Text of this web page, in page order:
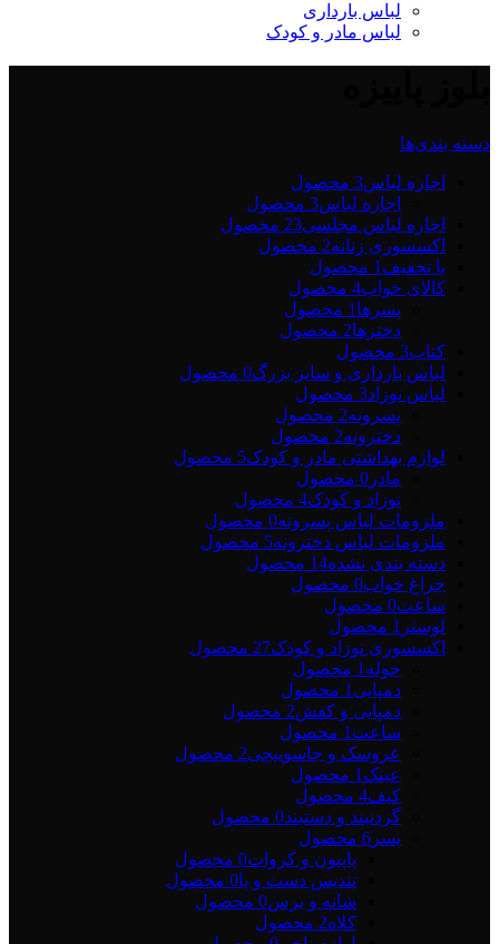
لباس بارداری
لباس مادر و کودک
دسته بندی‌ها
اجاره لباس3 محصول
اجاره لباس3 محصول
اجاره لباس مجلسی23 محصول
اکسسوری زنانه2 محصول
با تخفیف 1 محصول
کالای خواب4 محصول
پسرها 1 محصول
دخترها2 محصول
کتاب3 محصول
لباس بارداری و سایز بزرگ0 محصول
لباس نوزاد3 محصول
پسرونه2 محصول
دخترونه2 محصول
لوازم بهداشتی مادر و کودک5 محصول
مادر 0 محصول
نوزاد و کودک4 محصول
ملزومات لباس پسرونه0 محصول
ملزومات لباس دخترونه5 محصول
دسته بندی نشده14 محصول
چراغ خواب0 محصول
ساعت0 محصول
لوستر 1 محصول
اکسسوری نوزاد و کودک27 محصول
حوله 1 محصول
دمپایی 1 محصول
دمپایی و کفش2 محصول
ساعت 1 محصول
عروسک و جاسوییچی2 محصول
عینک 1 محصول
کیف4 محصول
گردنبند و دستبند0 محصول
پسر 6 محصول
پاپیون و کروات0 محصول
تندیس دست و پا0 محصول
شانه و برس0 محصول
کلاه2 محصول